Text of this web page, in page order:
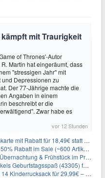
mit Traurigkeit
of Thrones'-Autor
Martin hat eingeräumt, dass
"stressigen Jahr" mit
und Depressionen zu
Der 77-Jährige machte die
Angaben in einem
beschreibt er die
Zwar habe es
vor 12 Stunden
für 18,49€ statt 29,50€ – einlösbar bis Dezember
im Sale (~600 Artikel zur Auswahl)
im Premium Hotel (Bad Oeynhausen) ab 89€ p.P.
Geburtstagsspaß (43305) für 29,10€
für 29,99€ – Amber-maple